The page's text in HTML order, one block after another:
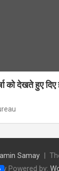
को देखते हुए
Samay
Powered by:
S